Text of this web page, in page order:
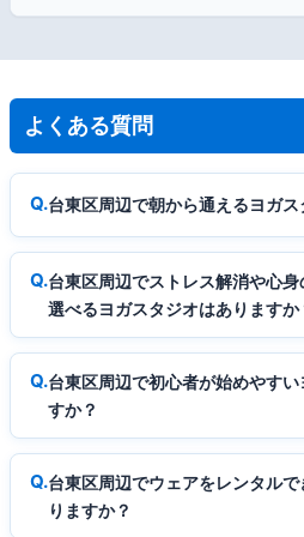
よくある質問
台東区周辺で朝から通えるヨガ
台東区周辺でストレス解消や心
選べるヨガスタジオはありますか
台東区周辺で初心者が始めやす
すか？
台東区周辺でウェアをレンタル
りますか？